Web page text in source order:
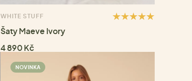
WHITE STUFF
Šaty Maeve Ivory
4 890 Kč
NOVINKA